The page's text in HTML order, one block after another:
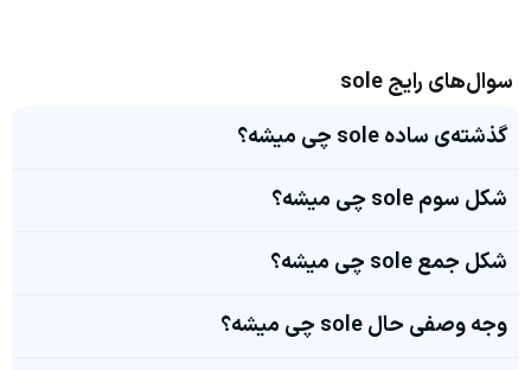
سوال‌های رایج sole
گذشته‌ی ساده sole چی میشه؟
شکل سوم sole چی میشه؟
شکل جمع sole چی میشه؟
وجه وصفی حال sole چی میشه؟